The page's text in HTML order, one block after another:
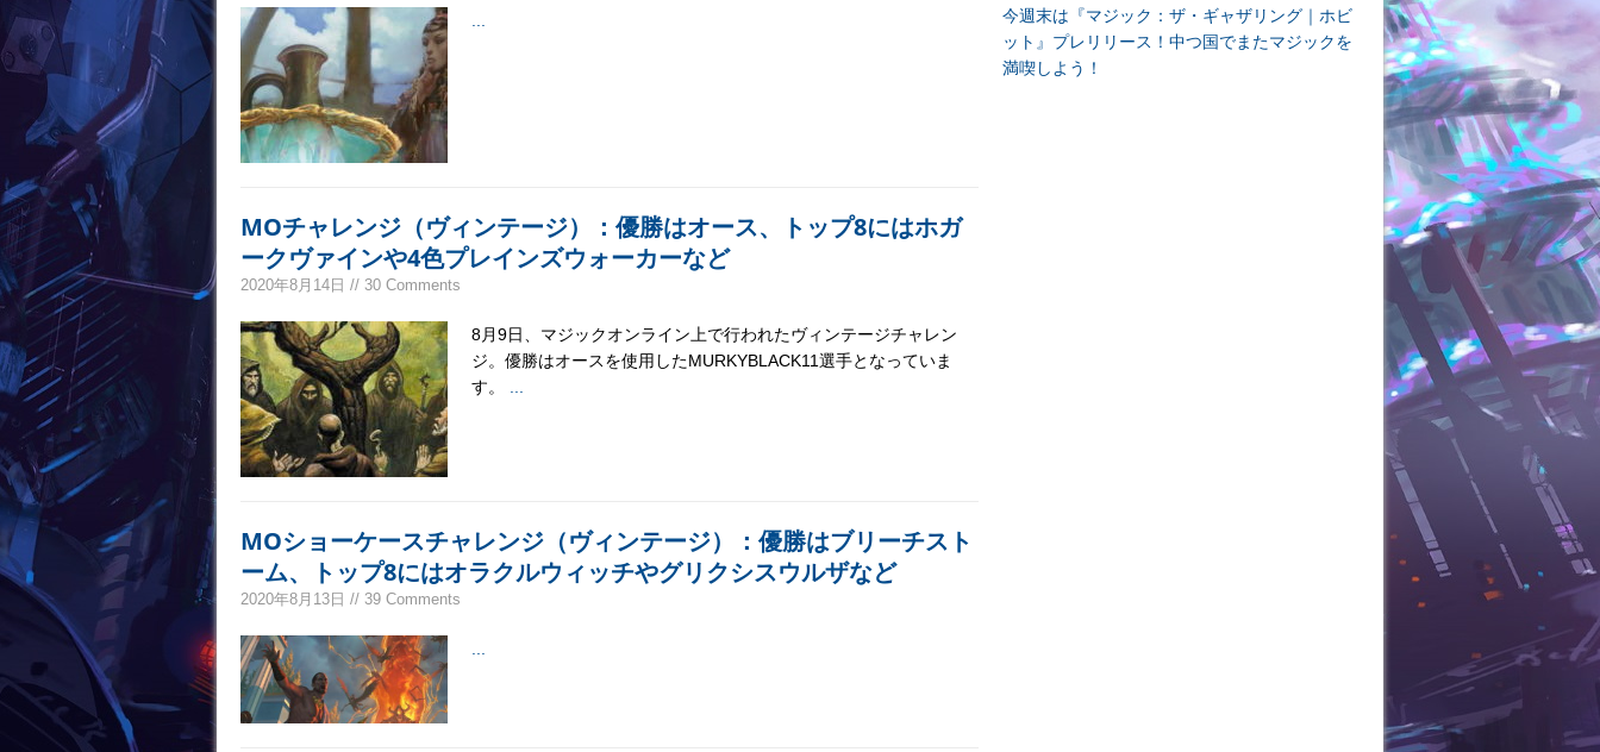
...
MOチャレンジ（ヴィンテージ）：優勝はオース、トップ8にはホガ
ークヴァインや4色プレインズウォーカーなど
2020年8月14日 // 30 Comments
8月9日、マジックオンライン上で行われたヴィンテージチャレン
ジ。優勝はオースを使用したMURKYBLACK11選手となっていま
す。 ...
MOショーケースチャレンジ（ヴィンテージ）：優勝はブリーチスト
ーム、トップ8にはオラクルウィッチやグリクシスウルザなど
2020年8月13日 // 39 Comments
...
今週末は『マジック：ザ・ギャザリング｜ホビ
ット』プレリリース！中つ国でまたマジックを
満喫しよう！